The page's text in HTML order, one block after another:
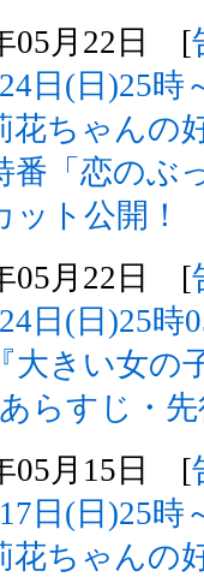
05月22日 [
24日(日)25
花ちゃん
番「恋のぶ
ット公開！
05月22日 [
24日(日)25
大きい女の
らすじ・先
05月15日 [
17日(日)25
花ちゃん